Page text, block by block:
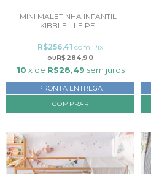
MINI MALETINHA INFANTIL -
KIBBLE - LE PE...
R$284,90
R$256,41 com Pix
10 x de R$28,49 sem juros
PRONTA ENTREGA